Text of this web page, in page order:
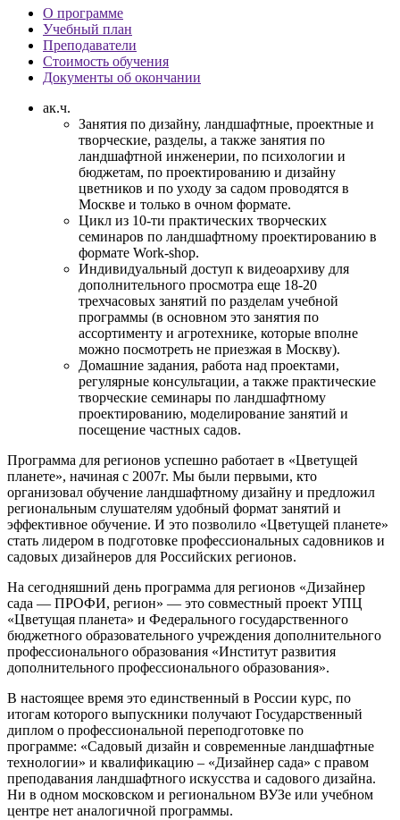
О программе
Учебный план
Преподаватели
Стоимость обучения
Документы об окончании
ак.ч.
Занятия по дизайну, ландшафтные, проектные и
творческие, разделы, а также занятия по
ландшафтной инженерии, по психологии и
бюджетам, по проектированию и дизайну
цветников и по уходу за садом проводятся в
Москве и только в очном формате.
Цикл из 10-ти практических творческих
семинаров по ландшафтному проектированию в
формате Work-shop.
Индивидуальный доступ к видеоархиву для
дополнительного просмотра еще 18-20
трехчасовых занятий по разделам учебной
программы (в основном это занятия по
ассортименту и агротехнике, которые вполне
можно посмотреть не приезжая в Москву).
Домашние задания, работа над проектами,
регулярные консультации, а также практические
творческие семинары по ландшафтному
проектированию, моделирование занятий и
посещение частных садов.
Программа для регионов успешно работает в «Цветущей
планете», начиная с 2007г. Мы были первыми, кто
организовал обучение ландшафтному дизайну и предложил
региональным слушателям удобный формат занятий и
эффективное обучение. И это позволило «Цветущей планете»
стать лидером в подготовке профессиональных садовников и
садовых дизайнеров для Российских регионов.
На сегодняшний день программа для регионов «Дизайнер
сада — ПРОФИ, регион» — это совместный проект УПЦ
«Цветущая планета» и Федерального государственного
бюджетного образовательного учреждения дополнительного
профессионального образования «Институт развития
дополнительного профессионального образования».
В настоящее время это единственный в России курс, по
итогам которого выпускники получают Государственный
диплом о профессиональной переподготовке по
программе: «Садовый дизайн и современные ландшафтные
технологии» и квалификацию – «Дизайнер сада» с правом
преподавания ландшафтного искусства и садового дизайна.
Ни в одном московском и региональном ВУЗе или учебном
центре нет аналогичной программы.